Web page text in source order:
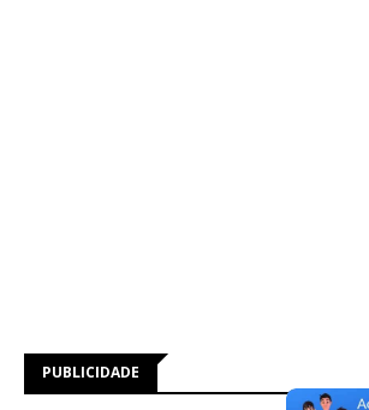
PUBLICIDADE